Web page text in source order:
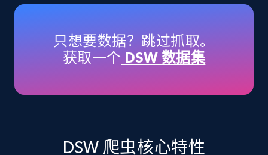
Title, Seller name, Brand, Description, Initial
35.2K+ 5.7K+ 注册使用
specific keywords
只想要数据？跳过抓取。
获取一个 DSW 数据集
DSW 爬虫核心特性